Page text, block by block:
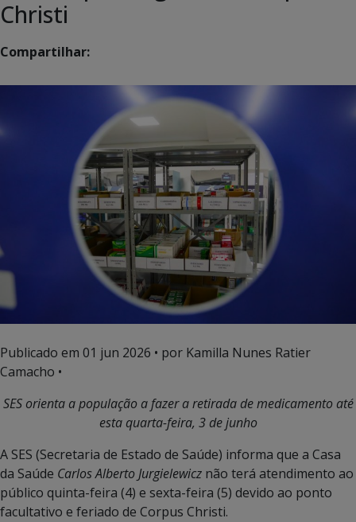
Christi
Compartilhar:
Publicado em 01 jun 2026 • por Kamilla Nunes Ratier
Camacho •
SES orienta a população a fazer a retirada de medicamento até
esta quarta-feira, 3 de junho
A SES (Secretaria de Estado de Saúde) informa que a Casa
da Saúde Carlos Alberto Jurgielewicz não terá atendimento ao
público quinta-feira (4) e sexta-feira (5) devido ao ponto
facultativo e feriado de Corpus Christi.